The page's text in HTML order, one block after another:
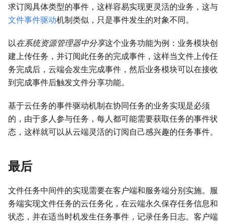
求订阅具体类型的事件，这样容易实现更灵活的业务，这与
文件事件驱动机制类似，只是事件发生的对象不同。
以在系统资源管理器中分享这个业务功能为例：业务模块创
建上传任务，并订阅此任务的完成事件，这样当文件上传任
务完成后，云端会发生完成事件，然后业务模块可以在接收
到完成事件后触发文件分享功能。
基于云任务的事件驱动机制在协同任务的业务实现是必须
的，由于多人参与任务，每人都可能需要获取任务的事件状
态，这样就可以从云端灵活的订阅自己感兴趣的任务事件。
最后
文件任务中间件的实现需要在客户端和服务端分别实施。服
务端实现文件任务的云任务化，在云端永久保存任务信息和
状态，并在适当时机发生任务事件，记录任务日志。客户端